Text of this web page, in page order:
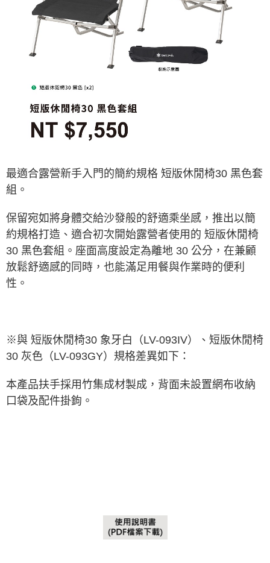
※ 請注意：結帳手續完成當下不需立刻繳費，但若您需要取消訂單，請聯絡
購買商品的店家。未經商家同意取消之訂單仍視為有效，需透過AFTEE先享
後付繳納相關費用。
※ 交易是否成功請以「AFTEE先享後付 」之結帳頁面顯示為準，若有關於
是否繳費成功／繳費後需取消欲退款等相關疑問，請聯繫「AFTEE先享後付
客戶支援中心」
https://netprotections.freshdesk.com/support/home
１．透過由恩沛科技股份有限公司提供之「AFTEE先享後付」服務完成之交
權轉讓予恩沛科技股份有限公司。
２．關於個人資料處理事宜，請瀏覽以下網址：
https://aftee.tw/terms/#terms3
３．未成年的使用者請事先徵得法定代理人或監護人之同意方可使用
４．使用「AFTEE先享後付」時，將依據個別帳號之用戶狀況，依本公司即
時審查核予不同之上限額度；若仍有額度不足之情形，本公司將視審查結果
請求用戶進行身份認證。
恩沛科技股份有限公司將有權停止該用戶之使用額度並採取法律行動。
最適合露營新手入門的簡約規格 短版休閒椅30 黑色套
組。
保留宛如將身體交給沙發般的舒適乘坐感，推出以簡
約規格打造、適合初次開始露營者使用的 短版休閒椅
30 黑色套組。座面高度設定為離地 30 公分，在兼顧
放鬆舒適感的同時，也能滿足用餐與作業時的便利
性。
※與 短版休閒椅30 象牙白（LV-093IV）、短版休閒椅
30 灰色（LV-093GY）規格差異如下：
本產品扶手採用竹集成材製成，背面未設置網布收納
口袋及配件掛鉤。